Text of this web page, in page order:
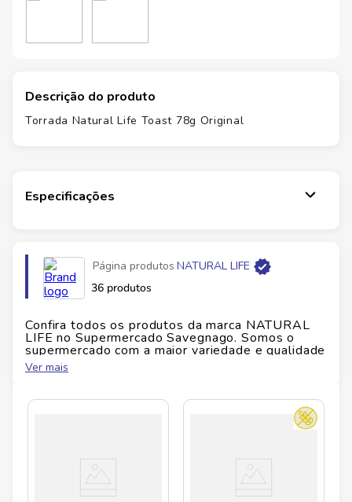
Descrição do produto
Torrada Natural Life Toast 78g Original
Especificações
Fabricante
EAN 7896256042948
Id do produto
Altura 0.04cm
Comprimento
Página produtos NATURAL LIFE
36 produtos
Confira todos os produtos da marca NATURAL
LIFE no Supermercado Savegnago. Somos o
supermercado com a maior variedade e qualidade
do Brasil!
de produtos NATURAL LIFE, confira abaixo:
Ver mais